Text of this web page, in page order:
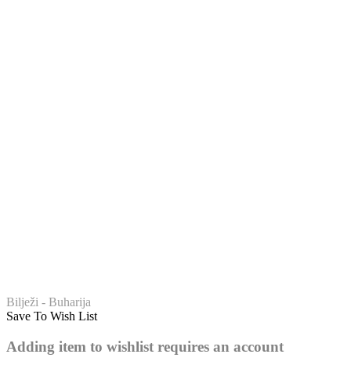
Buharija – broj hadisa: 177
Bilježi - Buharija
Save To Wish List
Adding item to wishlist requires an account